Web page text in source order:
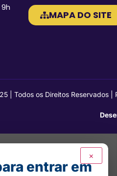
MAPA DO SITE
| Todos os Direitos Reservados
×
entrar em